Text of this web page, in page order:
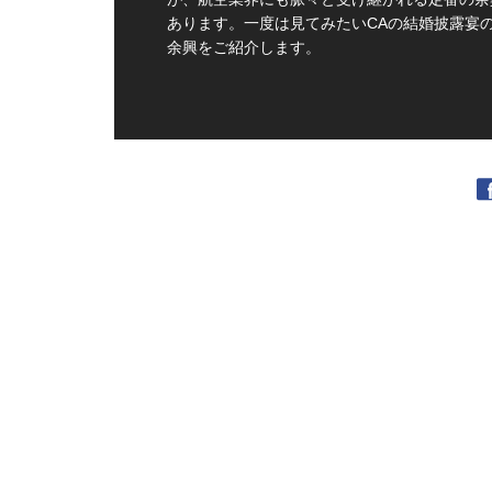
あります。一度は見てみたいCAの結婚披露宴
余興をご紹介します。